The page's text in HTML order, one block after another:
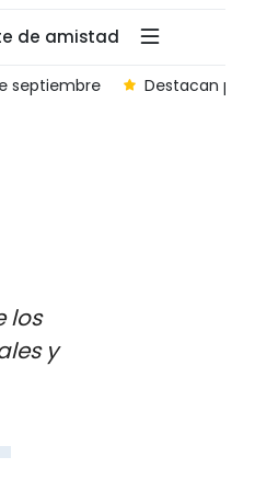
de amistad
con prestigio en defensa
los
y